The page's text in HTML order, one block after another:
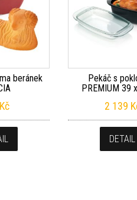
beránek
Kč
Pekáč s
PREMIUM 39
2 139
DETAIL